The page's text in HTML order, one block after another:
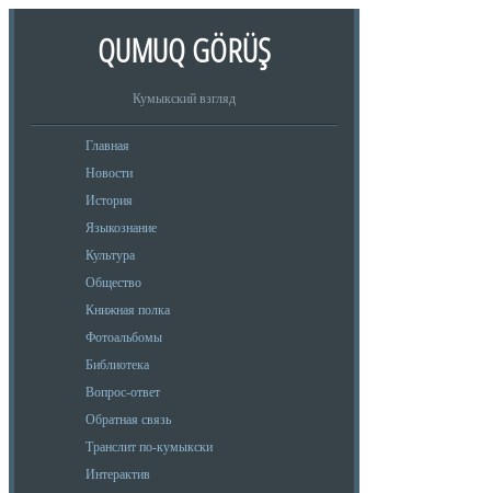
QUMUQ GÖRÜŞ
Кумыкский взгляд
Главная
Новости
История
Языкознание
Культура
Общество
Книжная полка
Фотоальбомы
Библиотека
Вопрос-ответ
Обратная связь
Транслит по-кумыкски
Интерактив